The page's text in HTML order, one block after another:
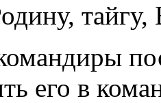
тайгу,
его в